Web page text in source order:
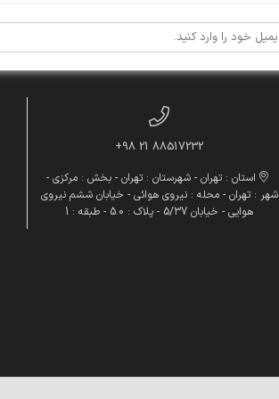
88517232 21 98+
استان : تهران - شهرستان : تهران - بخش : مرکزی -
شهر : تهران - محله : نیروی هوائی - خیابان ششم نیروی
هوایی - خیابان 5/37 - پلاک : 5.0 - طبقه : 1